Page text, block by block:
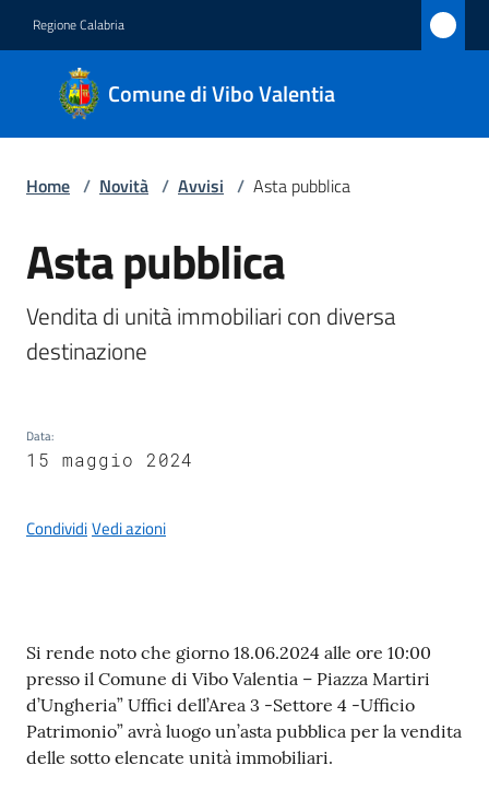
Regione Calabria
Comune di Vibo Valentia
Comune
di Vibo
Valentia
Menu selezionato
Servizi
Vibo
Valentia
b
o
p
r
e
Home / Novità / Avvisi / Asta pubblica
Salta al contenuto
Asta pubblica
Vendita di unità immobiliari con diversa
destinazione
Data:
15 maggio 2024
CondividiVedi azioni
Contenuto
Si rende noto che giorno 18.06.2024 alle ore 10:00
presso il Comune di Vibo Valentia – Piazza Martiri
d’Ungheria” Uffici dell’Area 3 -Settore 4 -Ufficio
Patrimonio” avrà luogo un’asta pubblica per la vendita
delle sotto elencate unità immobiliari.